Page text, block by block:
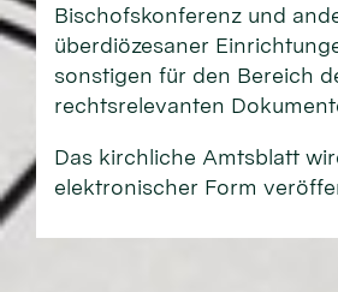
Bischofskonferenz und
überdiözesaner
sonstigen für den Bereich
rechtsrelevanten
Das kirchliche Amtsblatt
elektronischer Form